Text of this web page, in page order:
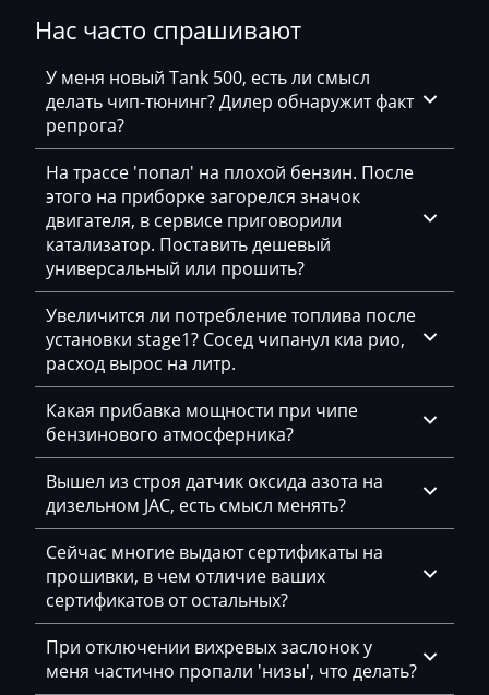
CMI
Comacchio
Cupra
Dacia
Daewoo
DAF
Daihatsu
Dammann
Derways
Deutz
Dewulf
Dieci
Dongfeng
Doosan
Doppstadt
Delphi DCM6.2
DSG Temic
Marelli IAW4xx
Marelli IAW7GV
Siemens PCR2.1
Siemens PPD1.1-1.5
Simos 10xx
Simos 11xx
Simos 12xx
Simos 18xx
Simos 2xx
Simos 3xx
Simos 4xx
Simos 7xx
Simos 9xx
v069M50202ec_getriebe_DSG_UDM5 F35S
v069X41302ec_getriebe_DSG_UDX4 F40S
Нас часто спрашивают
У меня новый Tank 500, есть ли смысл
делать чип-тюнинг? Дилер обнаружит факт
репрога?
На трассе 'попал' на плохой бензин. После
этого на приборке загорелся значок
двигателя, в сервисе приговорили
катализатор. Поставить дешевый
универсальный или прошить?
Увеличится ли потребление топлива после
установки stage1? Сосед чипанул киа рио,
расход вырос на литр.
Какая прибавка мощности при чипе
бензинового атмосферника?
Вышел из строя датчик оксида азота на
дизельном JAC, есть смысл менять?
Сейчас многие выдают сертификаты на
прошивки, в чем отличие ваших
сертификатов от остальных?
При отключении вихревых заслонок у
меня частично пропали 'низы', что делать?